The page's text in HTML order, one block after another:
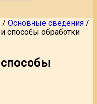
/ Основные сведения /
способы обработки